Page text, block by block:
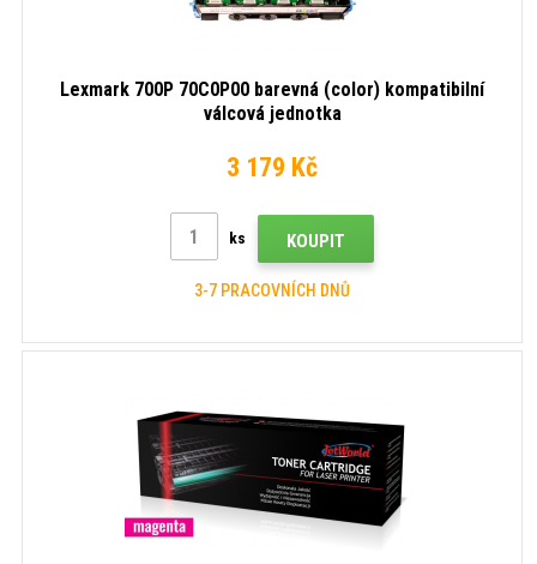
Lexmark 700P 70C0P00 barevná (color) kompatibilní
válcová jednotka
3 179 Kč
ks KOUPIT
3-7 PRACOVNÍCH DNŮ